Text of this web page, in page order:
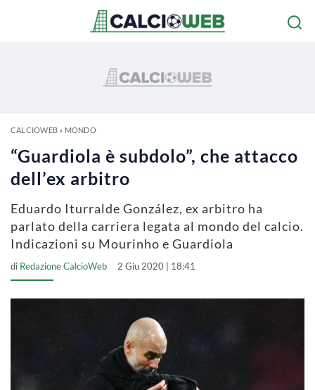
CALCIOWEB» MONDO
“Guardiola è subdolo”, che attacco
dell’ex arbitro
Eduardo Iturralde González, ex arbitro ha
parlato della carriera legata al mondo del calcio.
Indicazioni su Mourinho e Guardiola
di Redazione CalcioWeb 2 Giu 2020 | 18:41